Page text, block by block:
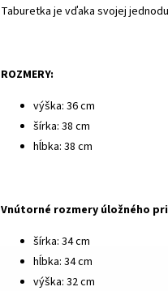
Taburetka je vďaka svojej
ROZMERY:
výška: 36 cm
šírka: 38 cm
hĺbka: 38 cm
Vnútorné rozmery úložného
šírka: 34 ​​cm
hĺbka: 34 cm
výška: 32 cm